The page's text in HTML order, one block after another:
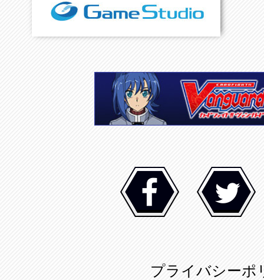
プライバシーポ